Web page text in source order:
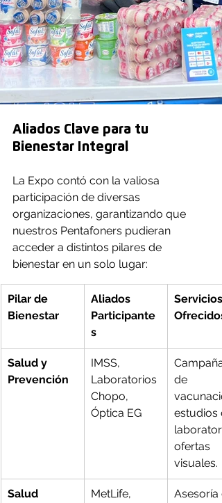
Aliados Clave para tu
Bienestar Integral
La Expo contó con la valiosa
participación de diversas
organizaciones, garantizando que
nuestros Pentafoners pudieran
acceder a distintos pilares de
bienestar en un solo lugar:
Pilar de
Bienestar
Aliados
Participante
s
Servicios
Ofrecidos
Salud y
Prevención
IMSS,
Laboratorios
Chopo,
Óptica EG
de
estudios
ofertas
visuales.
Salud
MetLife,
Asesoría